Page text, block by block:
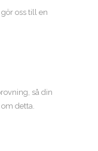
oss till en
så din
detta.